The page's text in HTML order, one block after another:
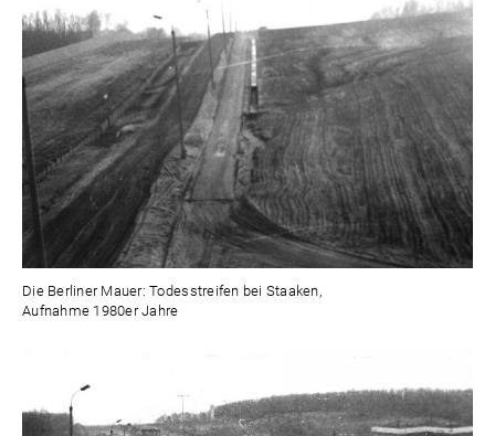
Die Berliner Mauer: Todesstreifen bei Staaken,
Aufnahme 1980er Jahre